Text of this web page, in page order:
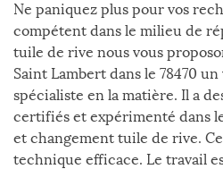
Ne paniquez plus pour vos
compétent dans le milieu de
tuile de rive nous vous
Saint Lambert dans le 78470
spécialiste en la matière. Il a
certifiés et expérimenté dans
et changement tuile de rive.
technique efficace. Le travail